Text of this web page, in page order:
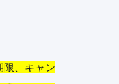
限、キャン